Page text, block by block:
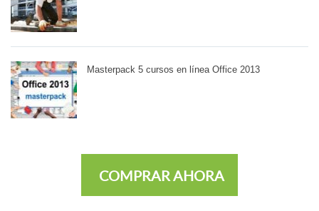
Masterpack 5 cursos en línea Office 2013
COMPRAR AHORA